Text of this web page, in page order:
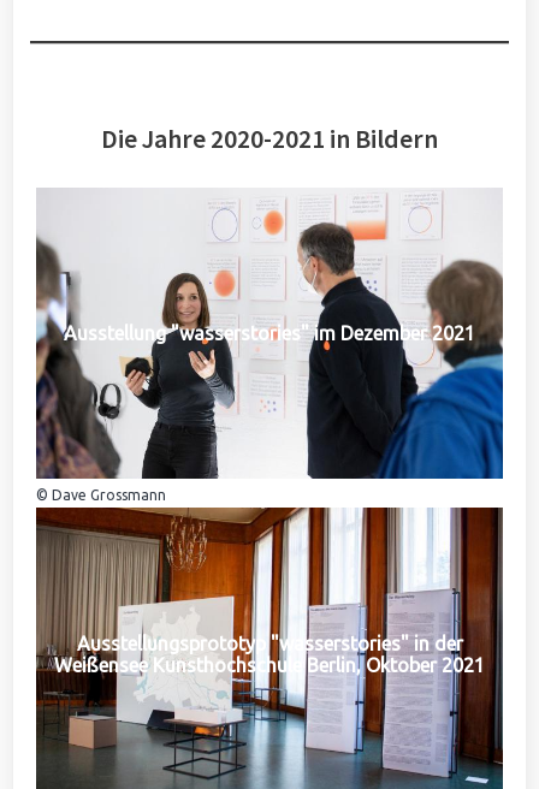
Die Jahre 2020-2021 in Bildern
Ausstellung "wasserstories" im Dezember 2021
© Dave Grossmann
Ausstellungsprototyp "wasserstories" in der
Weißensee Kunsthochschule Berlin, Oktober 2021